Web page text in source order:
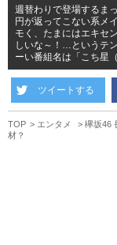
週替わりで登場するま
円が返ってこない系メ
モく、たまにはエキセ
しいな～！…というテ
ーい番組名は「こち星
ツイートする
TOP エンタメ
欅坂46
材？